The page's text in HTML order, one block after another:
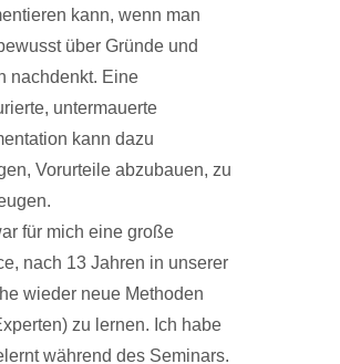
kann, wenn man
über Gründe und
nachdenkt. Eine
untermauerte
kann dazu
Vorurteile abzubauen, zu
für mich eine große
nach 13 Jahren in unserer
wieder neue Methoden
zu lernen. Ich habe
während des Seminars.